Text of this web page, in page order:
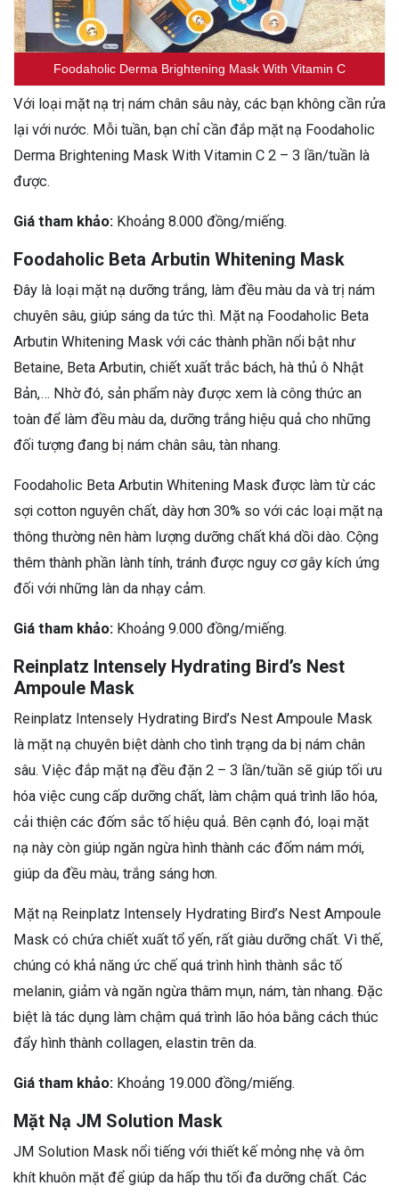
Foodaholic Derma Brightening Mask With Vitamin C
Với loại mặt nạ trị nám chân sâu này, các bạn không cần rửa
lại với nước. Mỗi tuần, bạn chỉ cần đắp mặt nạ Foodaholic
Derma Brightening Mask With Vitamin C 2 – 3 lần/tuần là
được.
Giá tham khảo: Khoảng 8.000 đồng/miếng.
Foodaholic Beta Arbutin Whitening Mask
Đây là loại mặt nạ dưỡng trắng, làm đều màu da và trị nám
chuyên sâu, giúp sáng da tức thì. Mặt nạ Foodaholic Beta
Arbutin Whitening Mask với các thành phần nổi bật như
Betaine, Beta Arbutin, chiết xuất trắc bách, hà thủ ô Nhật
Bản,… Nhờ đó, sản phẩm này được xem là công thức an
toàn để làm đều màu da, dưỡng trắng hiệu quả cho những
đối tượng đang bị nám chân sâu, tàn nhang.
Foodaholic Beta Arbutin Whitening Mask được làm từ các
sợi cotton nguyên chất, dày hơn 30% so với các loại mặt nạ
thông thường nên hàm lượng dưỡng chất khá dồi dào. Cộng
thêm thành phần lành tính, tránh được nguy cơ gây kích ứng
đối với những làn da nhạy cảm.
Giá tham khảo: Khoảng 9.000 đồng/miếng.
Reinplatz Intensely Hydrating Bird’s Nest
Ampoule Mask
Reinplatz Intensely Hydrating Bird’s Nest Ampoule Mask
là mặt nạ chuyên biệt dành cho tình trạng da bị nám chân
sâu. Việc đắp mặt nạ đều đặn 2 – 3 lần/tuần sẽ giúp tối ưu
hóa việc cung cấp dưỡng chất, làm chậm quá trình lão hóa,
cải thiện các đốm sắc tố hiệu quả. Bên cạnh đó, loại mặt
nạ này còn giúp ngăn ngừa hình thành các đốm nám mới,
giúp da đều màu, trắng sáng hơn.
Mặt nạ Reinplatz Intensely Hydrating Bird’s Nest Ampoule
Mask có chứa chiết xuất tổ yến, rất giàu dưỡng chất. Vì thế,
chúng có khả năng ức chế quá trình hình thành sắc tố
melanin, giảm và ngăn ngừa thâm mụn, nám, tàn nhang. Đặc
biệt là tác dụng làm chậm quá trình lão hóa bằng cách thúc
đẩy hình thành collagen, elastin trên da.
Giá tham khảo: Khoảng 19.000 đồng/miếng.
Mặt Nạ JM Solution Mask
JM Solution Mask nổi tiếng với thiết kế mỏng nhẹ và ôm
khít khuôn mặt để giúp da hấp thu tối đa dưỡng chất. Các